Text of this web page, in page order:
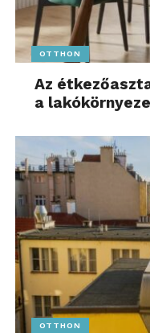
OTTHON
Az
a
OTTHON